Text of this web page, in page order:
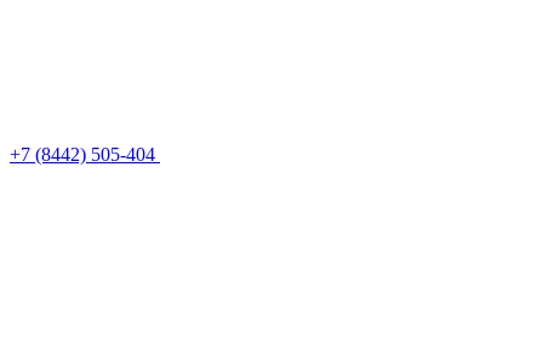
+7 (8442) 505-404